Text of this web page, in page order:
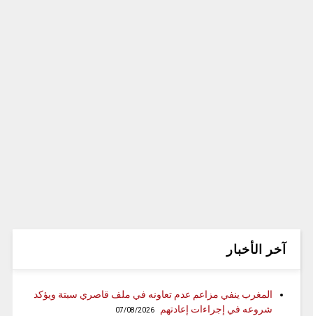
آخر الأخبار
المغرب ينفي مزاعم عدم تعاونه في ملف قاصري سبتة ويؤكد
شروعه في إجراءات إعادتهم
07/08/2026